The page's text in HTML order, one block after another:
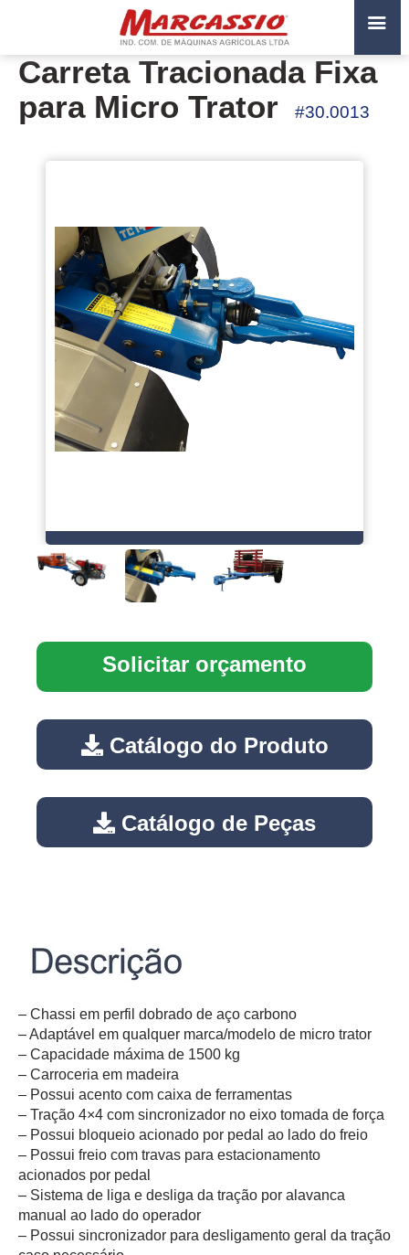
Carreta Tracionada Fixa
para Micro Trator
#30.0013
Solicitar orçamento
Catálogo do Produto
Catálogo de Peças
– Chassi em perfil dobrado de aço carbono
– Adaptável em qualquer marca/modelo de micro trator
– Capacidade máxima de 1500 kg
– Carroceria em madeira
– Possui acento com caixa de ferramentas
– Tração 4×4 com sincronizador no eixo tomada de força
– Possui bloqueio acionado por pedal ao lado do freio
– Possui freio com travas para estacionamento
acionados por pedal
– Sistema de liga e desliga da tração por alavanca
manual ao lado do operador
– Possui sincronizador para desligamento geral da tração